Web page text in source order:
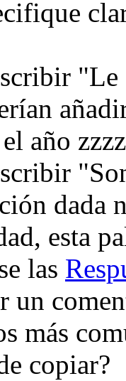
año
dada
esta
las
un
más
copiar?